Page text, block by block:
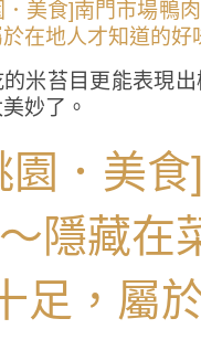
米苔目更能表現
妙了。